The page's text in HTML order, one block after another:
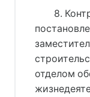
8.
отделом